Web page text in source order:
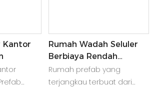
Kantor
Rumah Wadah Seluler
Berbiaya Rendah
Pengaturan Mudah‌
Rumah prefab yang
terjangkau terbuat dari